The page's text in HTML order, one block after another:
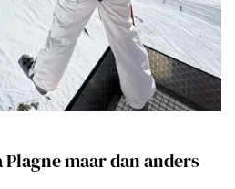
in onzeCookieverklaring.
maar dan anders